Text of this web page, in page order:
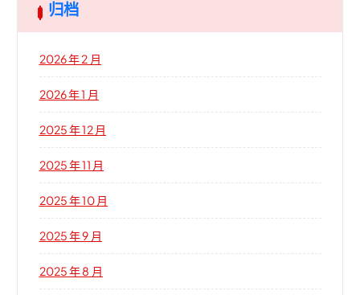
归档
2026 年 2 月
2026 年 1 月
2025 年 12 月
2025 年 11 月
2025 年 10 月
2025 年 9 月
2025 年 8 月